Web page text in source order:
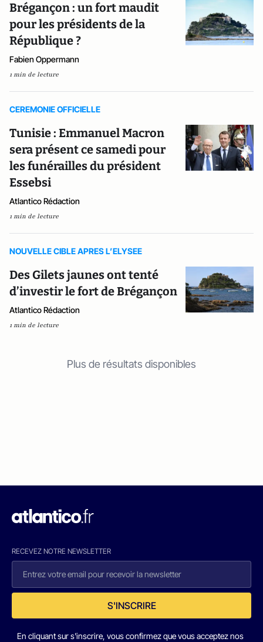
Brégançon : un fort maudit
pour les présidents de la
République ?
Fabien Oppermann
1 min de lecture
CEREMONIE OFFICIELLE
Tunisie : Emmanuel Macron
sera présent ce samedi pour
les funérailles du président
Essebsi
Atlantico Rédaction
1 min de lecture
NOUVELLE CIBLE APRES L’ELYSEE
Des Gilets jaunes ont tenté
d’investir le fort de Brégançon
Atlantico Rédaction
1 min de lecture
Plus de résultats disponibles
RECEVEZ NOTRE NEWSLETTER
S'INSCRIRE
En cliquant sur s'inscrire, vous confirmez que vous acceptez nos